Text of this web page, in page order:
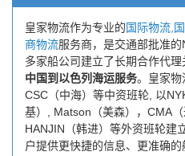
皇家物流作为专业的国际物流,
商物流服务商，是交通部批准
多家船公司建立了长期合作代
中国到以色列海运服务。皇家物
CSC（中海）等中资班轮, 以
基）, Matson（美森），CMA（
HANJIN（韩进）等外资班轮建
户提供更快捷的信息、更准确